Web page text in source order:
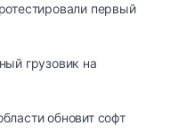
первый
грузовик на
обновит софт